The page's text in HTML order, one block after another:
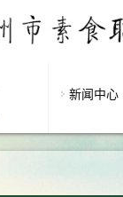
新闻中心